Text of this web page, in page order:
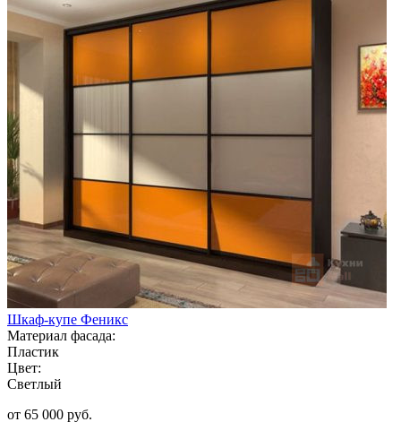
Шкаф-купе Феникс
Материал фасада:
Пластик
Цвет:
Светлый
от 65 000 руб.